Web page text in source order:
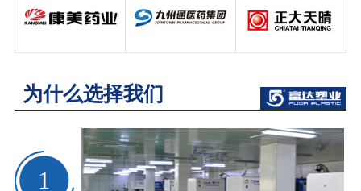
为什么选择我们
1